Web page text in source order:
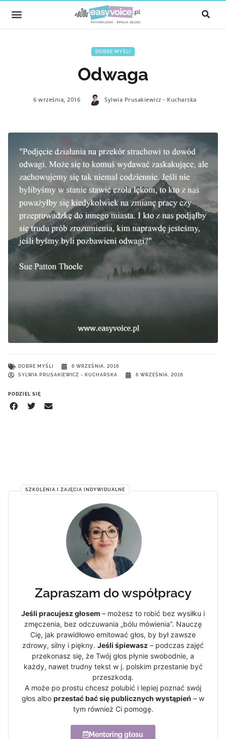
DOBRE MYŚLI
Odwaga
6 września, 2016 Sylwia Prusakiewicz - Kucharska
DOBRE MYŚLI
6 WRZEŚNIA, 2016
SYLWIA PRUSAKIEWICZ - KUCHARSKA
6 WRZEŚNIA, 2016
PODZIEL SIĘ
Zapraszam do współpracy
Jeśli pracujesz głosem – możesz to robić bez wysiłku i
zmęczenia, bez odczuwania „bólu mówienia”. Nauczę
Cię, jak prawidłowo emitować głos, by był zawsze
zdrowy, silny i piękny. Jeśli śpiewasz – podczas zajęć
przekonasz się, że Twój głos płynie swobodnie, a
każdy, nawet trudny tekst w j. polskim przestanie być
przeszkodą.
A może po prostu chcesz polubić i lepiej poznać swój
głos albo przestać bać się publicznych wystąpień – w
tym również Ci pomogę.
Mentoring głosu
SZKOLENIA I ZAJĘCIA INDYWIDUALNE